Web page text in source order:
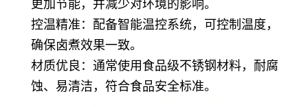
更加节能，并减少对环境的影响。
控温精准：配备智能温控系统，可控制温度，
确保卤煮效果一致。
材质优良：通常使用食品级不锈钢材料，耐腐
蚀、易清洁，符合食品安全标准。